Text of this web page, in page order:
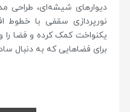
دیوارهای شیشه‌ای، طراحی
نورپردازی سقفی با خطوط
یکنواخت کمک کرده و فضا
برای فضاهایی که به دنبال